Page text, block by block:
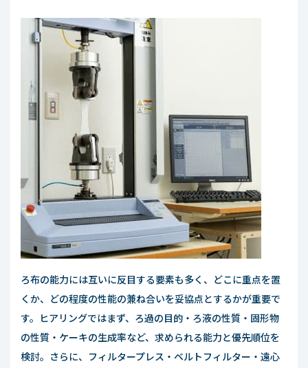
ろ布の能力には互いに反目する要素も多く、どこに重点を置
くか、どの程度の性能の兼ね合いを妥協点とするかが重要で
す。ヒアリングではまず、ろ過の目的・ろ液の性質・固形物
の性質・ケーキの生成率など、求められる能力と優先順位を
検討。さらに、フィルタープレス・ベルトフィルター・遠心